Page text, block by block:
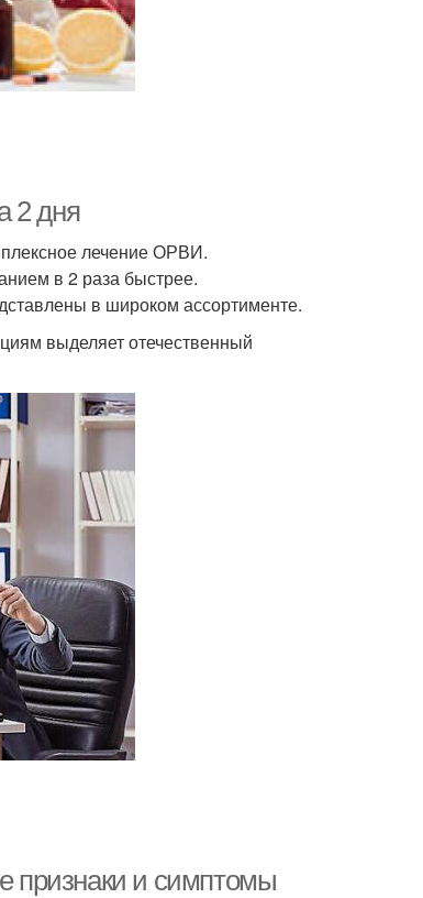
2 дня
лечение ОРВИ.
в 2 раза быстрее.
в широком ассортименте.
выделяет отечественный
признаки и симптомы